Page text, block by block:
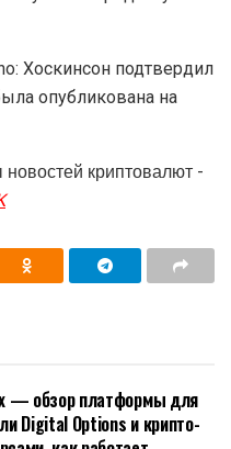
Хоскинсон подтвердил
опубликована на
криптовалют -
— обзор платформы для
Digital Options и крипто-